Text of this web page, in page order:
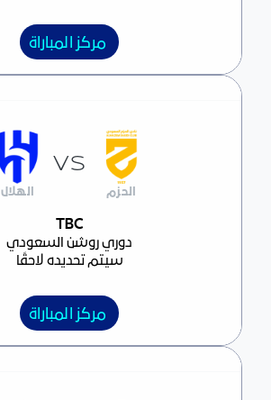
مركز المباراة
مركز المباراةTBC
دوري روشن السعودي
سيتم تحديده لاحقًا
الحزم
VS
الهلال
مركز المباراة